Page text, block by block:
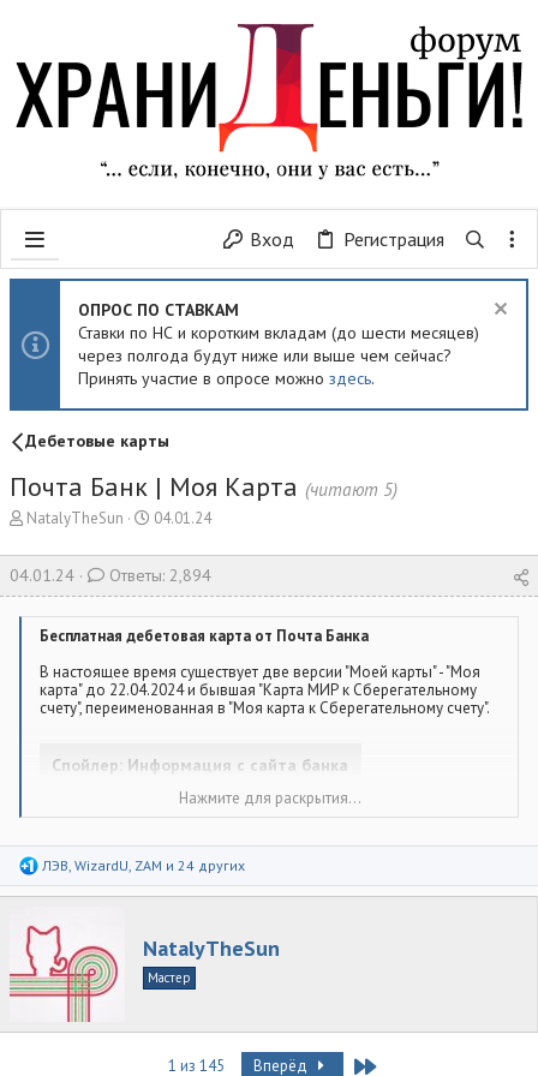
Вход Регистрация
ОПРОС ПО СТАВКАМ
Ставки по НС и коротким вкладам (до шести месяцев)
через полгода будут ниже или выше чем сейчас?
Принять участие в опросе можно здесь.
Дебетовые карты
Почта Банк | Моя Карта (читают 5)
А
т
о
р
NatalyTheSun
Д
т
а
н
ч
а
л
а
04.01.24
04.01.24 Ответы: 2,894
Бесплатная дебетовая карта от Почта Банка
В настоящее время существует две версии "Моей карты" - "Моя
карта" до 22.04.2024 и бывшая "Карта МИР к Сберегательному
счету", переименованная в "Моя карта к Сберегательному счету".
Спойлер: Информация с сайта банка
Тариф "Моя карта к Сберсчету", для карт, оформленных
Тариф "Моя карта"
для карт, оформленных по 22.04.2024
(архивный)
*Есть комиссия за неактивность 365 дней, поэтому, если карту не
планируется использовать, ее следует обнулить - тогда никаких
комиссий не последует.
ПНО:нет.
Спойлер:
При получении персонального приглашения спрашивайте в
Нажмите для раскрытия...
Р
а
ц
:
ЛЭВ, WizardU, ZAM и 24 других
А
в
т
р
NatalyTheSun
Мастер
1 из 145 Вперёд Last